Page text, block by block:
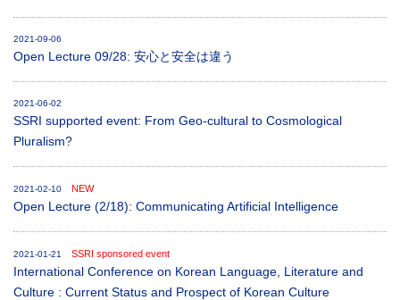
2021-09-06
Open Lecture 09/28: 安心と安全は違う
2021-06-02
SSRI supported event: From Geo-cultural to Cosmological
Pluralism?
2021-02-10 NEW
Open Lecture (2/18): Communicating Artificial Intelligence
2021-01-21 SSRI sponsored event
International Conference on Korean Language, Literature and
Culture : Current Status and Prospect of Korean Culture